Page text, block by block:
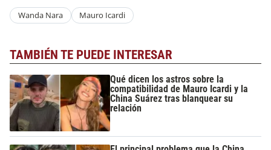
Wanda Nara Mauro Icardi
TAMBIÉN TE PUEDE INTERESAR
Qué dicen los astros sobre la
compatibilidad de Mauro Icardi y la
China Suárez tras blanquear su
relación